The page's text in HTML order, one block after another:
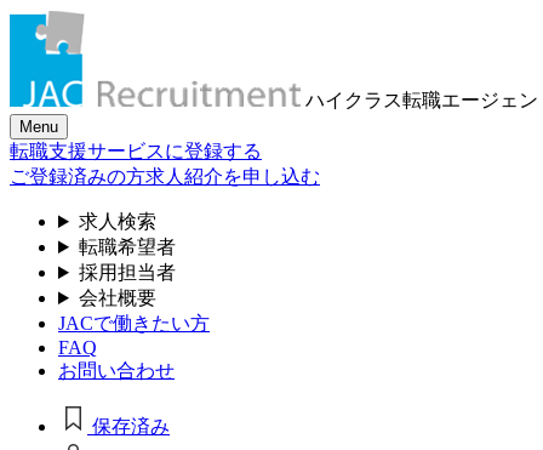
ハイクラス転職エージェン
Menu
転職支援サービスに登録する
ご登録済みの方求人紹介を申し込む
求人検索
転職希望者
採用担当者
会社概要
JACで働きたい方
FAQ
お問い合わせ
保存済み